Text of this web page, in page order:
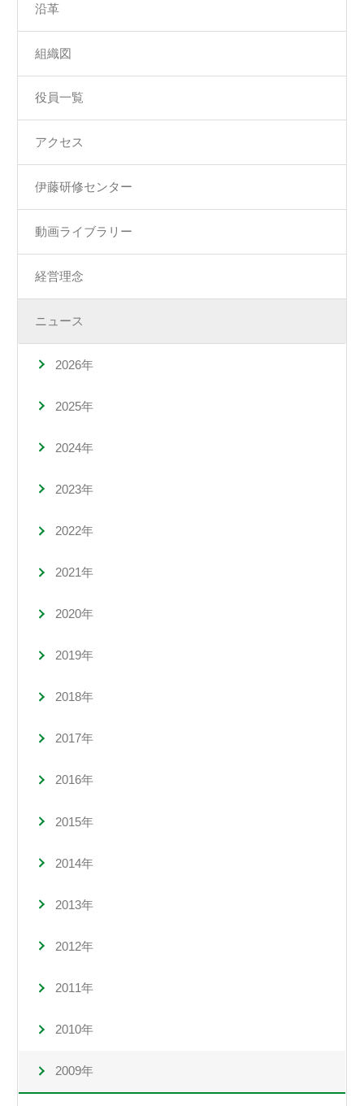
沿革
組織図
役員一覧
アクセス
伊藤研修センター
動画ライブラリー
経営理念
ニュース
2026年
2025年
2024年
2023年
2022年
2021年
2020年
2019年
2018年
2017年
2016年
2015年
2014年
2013年
2012年
2011年
2010年
2009年